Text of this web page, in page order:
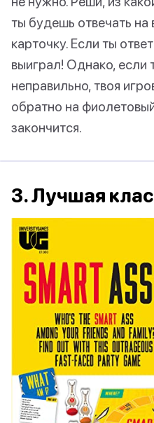
ты будешь отвечать на
карточку. Если ты
выиграл! Однако, если
неправильно, твоя
обратно на
закончится.
3. Лучшая